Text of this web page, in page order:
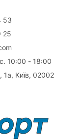
53
25
10:00 - 18:00
1а, Київ, 02002